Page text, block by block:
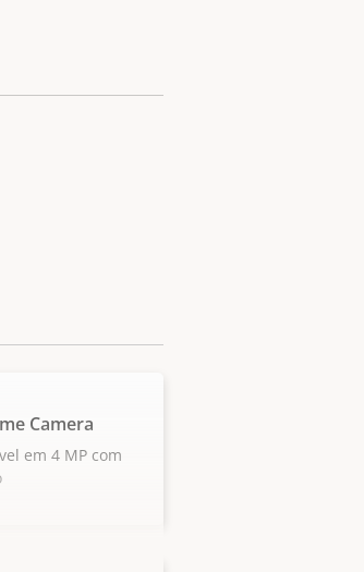
Camera
em 4 MP com